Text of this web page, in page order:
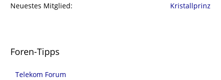
Neuestes Mitglied
Kristallprinz
Foren-Tipps
Telekom Forum